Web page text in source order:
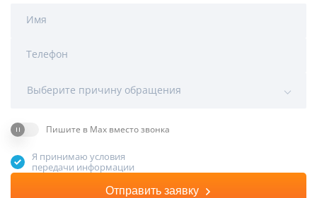
Имя
Телефон
Выберите причину обращения
Пишите в Max вместо звонка
Я принимаю условия
передачи информации
Отправить заявку